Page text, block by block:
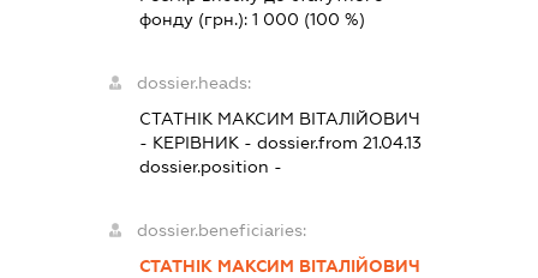
фонду (грн.): 1 000 (100 %)
dossier.heads:
СТАТНІК МАКСИМ ВІТАЛІЙОВИЧ
- КЕРІВНИК - dossier.from 21.04.13
dossier.position -
dossier.beneficiaries:
СТАТНІК МАКСИМ ВІТАЛІЙОВИЧ